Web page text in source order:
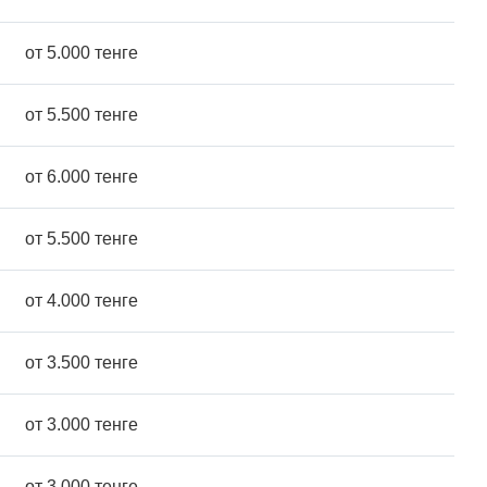
от 5.000 тенге
от 5.500 тенге
от 6.000 тенге
от 5.500 тенге
от 4.000 тенге
от 3.500 тенге
от 3.000 тенге